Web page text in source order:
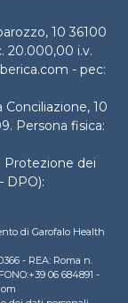
10 36100
20.000,00 i.v.
- pec:
Conciliazione, 10
Persona fisica:
Protezione dei
DPO):
di Garofalo Health
- REA: Roma n.
06 684891 -